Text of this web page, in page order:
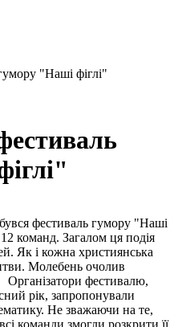
"Наші фіглі"
фестиваль гумору "Наші
команд. Загалом ця подія
Як і кожна християнська
Молебень очолив
фестивалю,
рік, запропонували
Не зважаючи на те,